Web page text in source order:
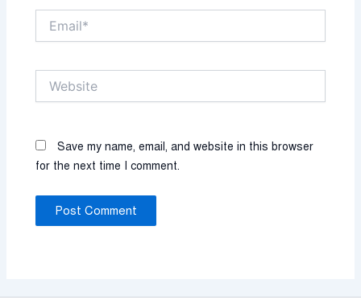
Save my name, email, and website in this browser
for the next time I comment.